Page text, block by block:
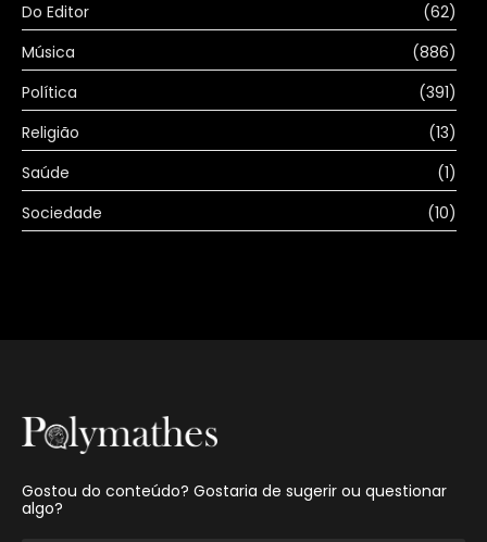
Do Editor
(62)
Música
(886)
Política
(391)
Religião
(13)
Saúde
(1)
Sociedade
(10)
Gostou do conteúdo? Gostaria de sugerir ou questionar
algo?